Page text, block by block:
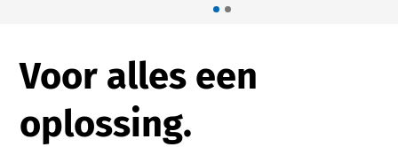
Voor alles een
oplossing.